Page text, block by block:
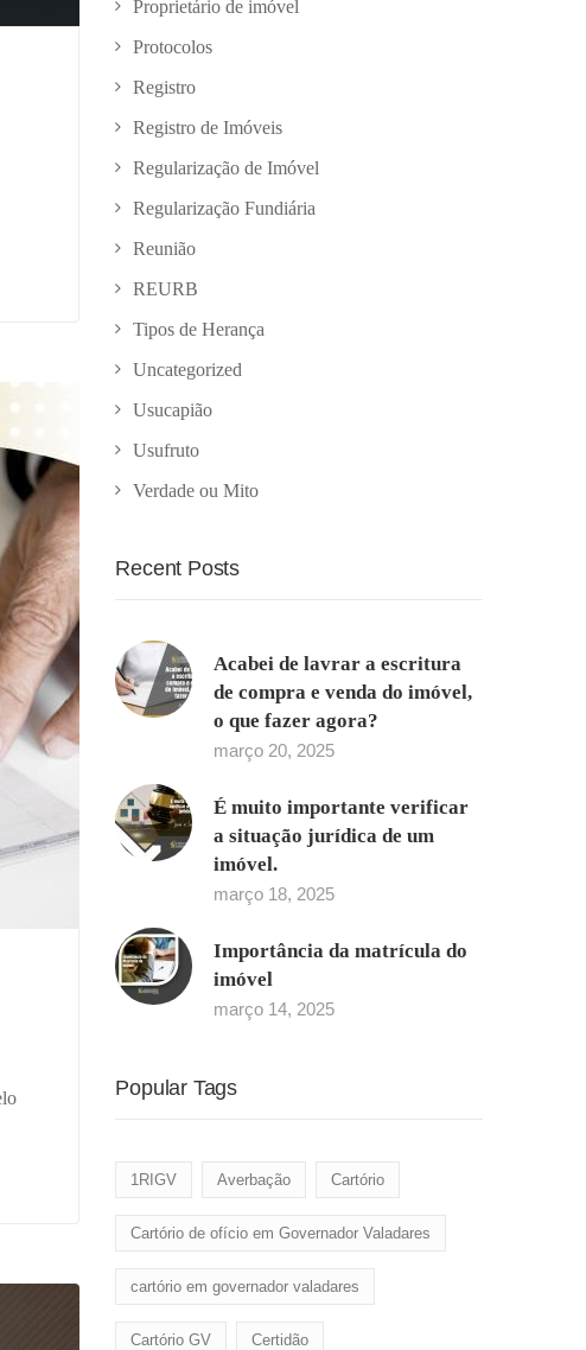
Proprietário de imóvel
Protocolos
Registro
Registro de Imóveis
Regularização de Imóvel
Regularização Fundiária
Reunião
REURB
Tipos de Herança
Uncategorized
Usucapião
Usufruto
Verdade ou Mito
Recent Posts
Acabei de lavrar a escritura
de compra e venda do imóvel,
o que fazer agora?
março 20, 2025
É muito importante verificar
a situação jurídica de um
imóvel.
março 18, 2025
Importância da matrícula do
imóvel
março 14, 2025
Popular Tags
1RIGV Averbação Cartório
Cartório de ofício em Governador Valadares
cartório em governador valadares
Cartório GV Certidão